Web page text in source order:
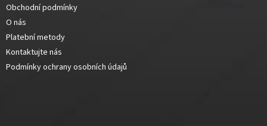
Obchodní podmínky
O nás
Platební metody
Kontaktujte nás
Podmínky ochrany osobních údajů